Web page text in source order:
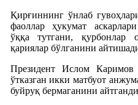
Қирғиннинг ўнлаб
фаоллар ҳукумат
ўққа тутгани, қурбонлар
қариялар бўлганини
Президент Ислом
ўтказган икки матбуот
буйруқ бермаганини